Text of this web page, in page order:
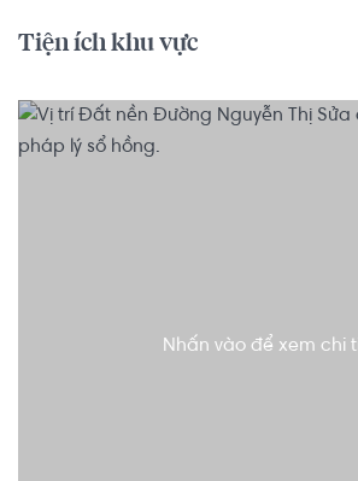
Tiện ích khu vực
Nhấn vào để xem chi